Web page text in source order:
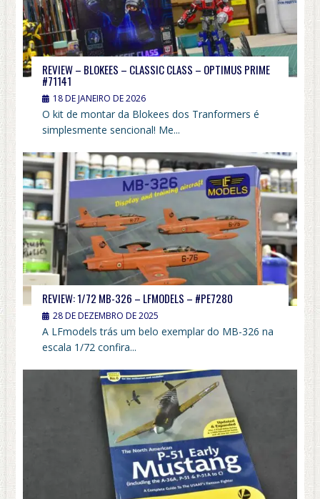
REVIEW – BLOKEES – CLASSIC CLASS – OPTIMUS PRIME
#71141
18 DE JANEIRO DE 2026
O kit de montar da Blokees dos Tranformers é
simplesmente sencional! Me...
REVIEW: 1/72 MB-326 – LFMODELS – #PE7280
28 DE DEZEMBRO DE 2025
A LFmodels trás um belo exemplar do MB-326 na
escala 1/72 confira...